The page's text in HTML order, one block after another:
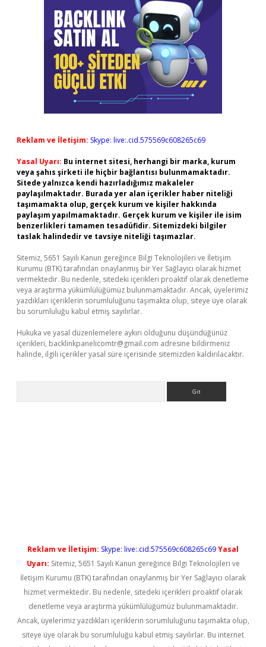
Reklam ve İletişim: Skype: live:.cid.575569c608265c69
Yasal Uyarı: Bu internet sitesi, herhangi bir marka, kurum
veya şahıs şirketi ile hiçbir bağlantısı bulunmamaktadır.
Sitede yalnızca kendi hazırladığımız makaleler
paylaşılmaktadır. Burada yer alan içerikler haber niteliği
taşımamakta olup, gerçek kurum ve kişiler hakkında
paylaşım yapılmamaktadır. Gerçek kurum ve kişiler ile isim
benzerlikleri tamamen tesadüfidir. Sitemizdeki bilgiler
taslak halindedir ve tavsiye niteliği taşımazlar.
Sitemiz, 5651 Sayılı Kanun gereğince Bilgi Teknolojileri ve İletişim
Kurumu (BTK) tarafından onaylanmış bir Yer Sağlayıcı olarak hizmet
vermektedir. Bu nedenle, sitedeki içerikleri proaktif olarak denetleme
veya araştırma yükümlülüğümüz bulunmamaktadır. Ancak, üyelerimiz
yazdıkları içeriklerin sorumluluğunu taşımakta olup, siteye üye olarak
bu sorumluluğu kabul etmiş sayılırlar.
Hukuka ve yasal düzenlemelere aykırı olduğunu düşündüğünüz
içerikleri, backlinkpanelicomtr@gmail.com adresine bildirmeniz
halinde, ilgili içerikler yasal süre içerisinde sitemizden kaldırılacaktır.
Reklam ve İletişim: Skype: live:.cid.575569c608265c69Yasal
Uyarı: Sitemiz, 5651 Sayılı Kanun gereğince Bilgi Teknolojileri ve
İletişim Kurumu (BTK) tarafından onaylanmış bir Yer Sağlayıcı olarak
hizmet vermektedir. Bu nedenle, sitedeki içerikleri proaktif olarak
denetleme veya araştırma yükümlülüğümüz bulunmamaktadır.
Ancak, üyelerimiz yazdıkları içeriklerin sorumluluğunu taşımakta olup,
siteye üye olarak bu sorumluluğu kabul etmiş sayılırlar. Bu internet